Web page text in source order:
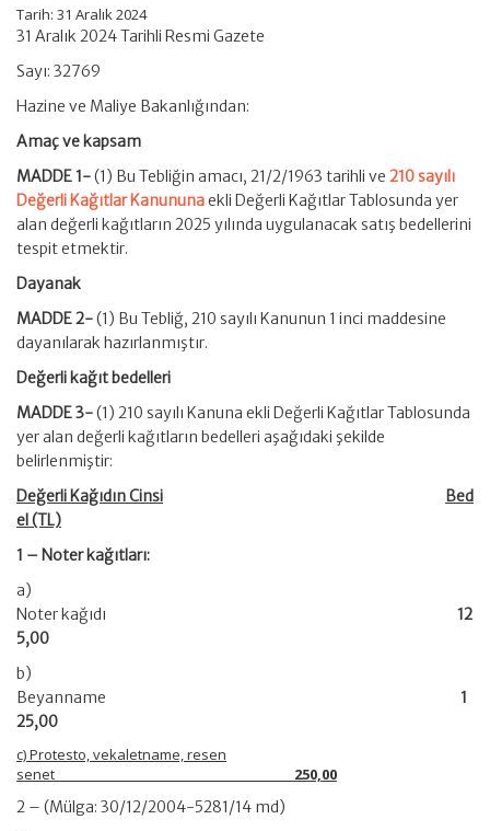
Tarih: 31 Aralık 2024
31 Aralık 2024 Tarihli Resmi Gazete
Sayı: 32769
Hazine ve Maliye Bakanlığından:
Amaç ve kapsam
MADDE 1-(1) Bu Tebliğin amacı, 21/2/1963 tarihli ve 210 sayılı
Değerli Kağıtlar Kanununaekli Değerli Kağıtlar Tablosunda yer
alan değerli kağıtların 2025 yılında uygulanacak satış bedellerini
tespit etmektir.
Dayanak
MADDE 2-(1) Bu Tebliğ, 210 sayılı Kanunun 1 inci maddesine
dayanılarak hazırlanmıştır.
Değerli kağıt bedelleri
MADDE 3-(1) 210 sayılı Kanuna ekli Değerli Kağıtlar Tablosunda
yer alan değerli kağıtların bedelleri aşağıdaki şekilde
belirlenmiştir:
Değerli Kağıdın Cinsi
Bed
el (TL)
1 – Noter kağıtları:
a)
Noter kağıdı 12
5,00
b)
Beyanname 1
25,00
c) Protesto, vekaletname, resen
senet 250,00
2 – (Mülga: 30/12/2004-5281/14 md)